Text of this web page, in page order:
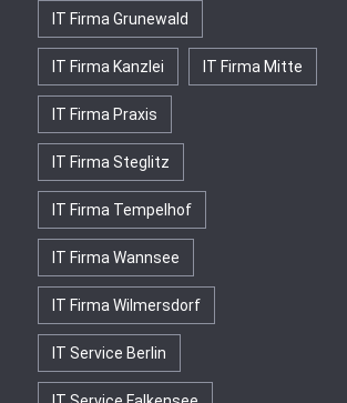
IT Firma Grunewald
IT Firma Kanzlei IT Firma Mitte
IT Firma Praxis
IT Firma Steglitz
IT Firma Tempelhof
IT Firma Wannsee
IT Firma Wilmersdorf
IT Service Berlin